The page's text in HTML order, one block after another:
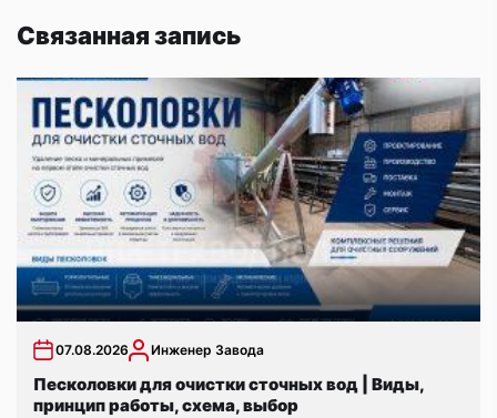
Связанная запись
07.08.2026 Инженер Завода
Песколовки для очистки сточных вод | Виды,
принцип работы, схема, выбор